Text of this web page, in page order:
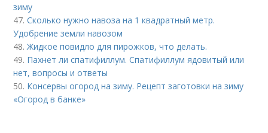
зиму
47.Сколько нужно навоза на 1 квадратный метр.
Удобрение земли навозом
48.Жидкое повидло для пирожков, что делать.
49. Пахнет ли спатифиллум. Спатифиллум ядовитый или
нет, вопросы и ответы
50. Консервы огород на зиму. Рецепт заготовки на зиму
«Огород в банке»